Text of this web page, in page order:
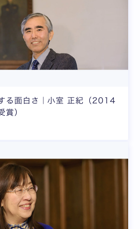
る面白さ｜小室 正紀（2014
賞）